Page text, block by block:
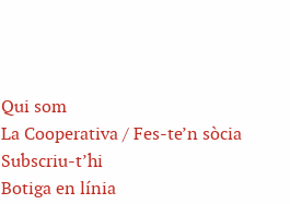
Qui som
La Cooperativa / Fes-te’n sòcia
Subscriu-t’hi
Botiga en línia